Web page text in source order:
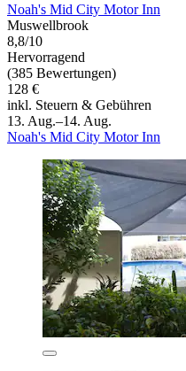
Noah's Mid City Motor Inn
Muswellbrook
8,8/10
Hervorragend
(385 Bewertungen)
128 €
inkl. Steuern & Gebühren
13. Aug.–14. Aug.
Noah's Mid City Motor Inn